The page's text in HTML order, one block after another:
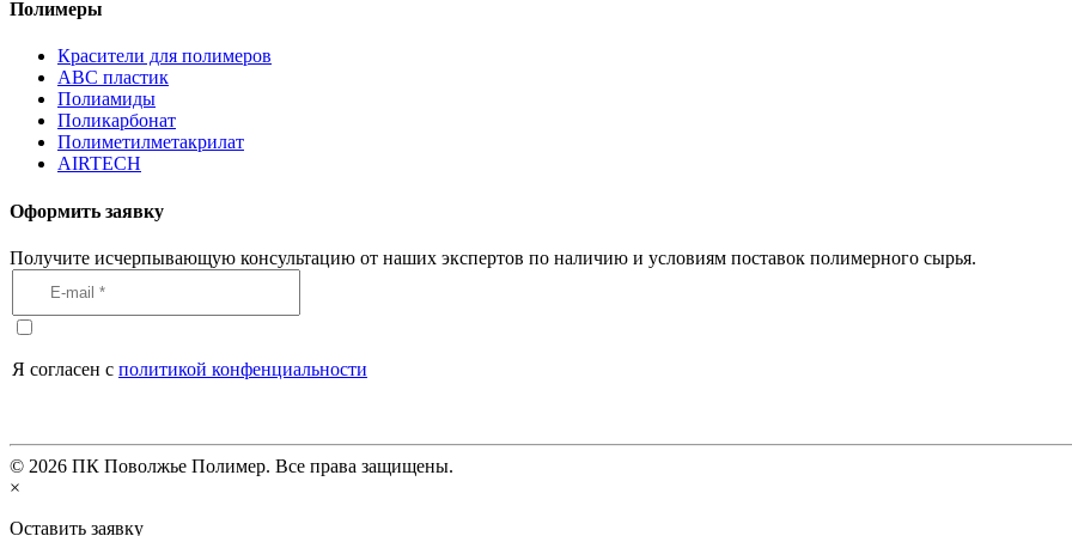
Полимеры
Красители для полимеров
АВС пластик
Полиамиды
Поликарбонат
Полиметилметакрилат
AIRTECH
Оформить заявку
Получите исчерпывающую консультацию от наших экспертов по наличию и условиям поставок полимерного сырья.
Я согласен с политикой конфенциальности
© 2026 ПК Поволжье Полимер. Все права защищены.
×
Оставить заявку